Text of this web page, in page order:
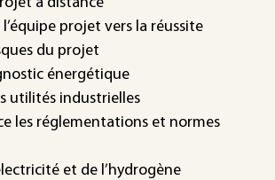
projet vers la réussite
du projet
énergétique
utilités industrielles
les réglementations et normes
et de l’hydrogène